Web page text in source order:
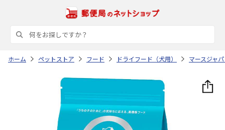
ホーム ペットストア フード ドライフード（犬用） マースジャ